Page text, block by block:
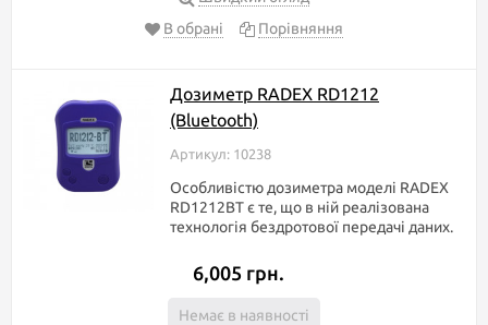
В обрані
Порівняння
Дозиметр RADEX RD1212
(Bluetooth)
Артикул: 10238
Особливістю дозиметра моделі RADEX
RD1212BT є те, що в ній реалізована
технологія бездротової передачі даних.
6,005 грн.
Немає в наявності